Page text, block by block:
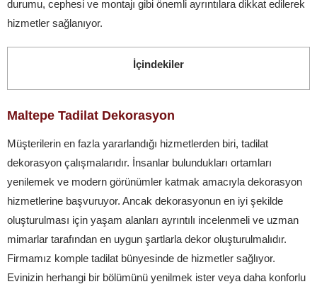
durumu, cephesi ve montajı gibi önemli ayrıntılara dikkat edilerek
hizmetler sağlanıyor.
İçindekiler
Maltepe Tadilat Dekorasyon
Müşterilerin en fazla yararlandığı hizmetlerden biri, tadilat
dekorasyon çalışmalarıdır. İnsanlar bulundukları ortamları
yenilemek ve modern görünümler katmak amacıyla dekorasyon
hizmetlerine başvuruyor. Ancak dekorasyonun en iyi şekilde
oluşturulması için yaşam alanları ayrıntılı incelenmeli ve uzman
mimarlar tarafından en uygun şartlarla dekor oluşturulmalıdır.
Firmamız komple tadilat bünyesinde de hizmetler sağlıyor.
Evinizin herhangi bir bölümünü yenilmek ister veya daha konforlu